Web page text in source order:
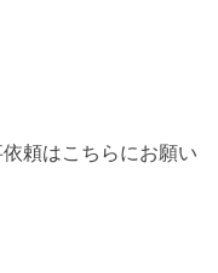
頼はこちらにお願い